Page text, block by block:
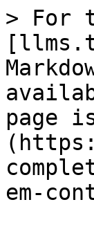
> For
page
em-